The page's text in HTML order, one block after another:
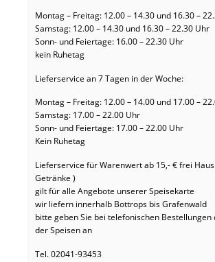
Montag – Freitag: 12.00 – 14.30 und 16.30 –
Samstag: 12.00 – 14.30 und 16.30 – 22.30 Uhr
Sonn- und Feiertage: 16.00 – 22.30 Uhr
kein Ruhetag
Lieferservice an 7 Tagen in der Woche:
Montag – Freitag: 12.00 – 14.00 und 17.00 –
Samstag: 17.00 – 22.00 Uhr
Sonn- und Feiertage: 17.00 – 22.00 Uhr
Kein Ruhetag
Lieferservice für Warenwert ab 15,- € frei
Getränke )
gilt für alle Angebote unserer Speisekarte
wir liefern innerhalb Bottrops bis Grafenwald
bitte geben Sie bei telefonischen
der Speisen an
Tel. 02041-93453